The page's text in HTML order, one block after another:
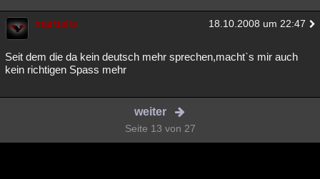
martialis 18.10.2008 um 22:47
Seit dem die da kein deutsch mehr sprechen,macht`s mir auch
kein richtigen Spass mehr
weiter
Seite 13 von 27